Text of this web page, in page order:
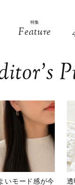
特集
Feature
いモード感が今